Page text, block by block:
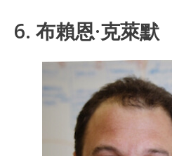
6. 布賴恩·克萊默